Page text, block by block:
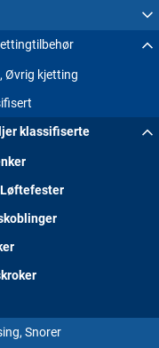
Øvrig kjetting
klassifiserte
Snorer